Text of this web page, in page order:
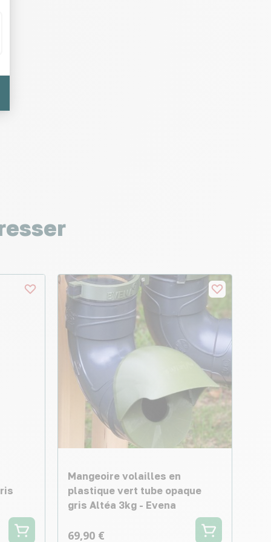
Mangeoire volailles en
plastique vert tube opaque
gris Altéa 3kg - Evena
69,90 €